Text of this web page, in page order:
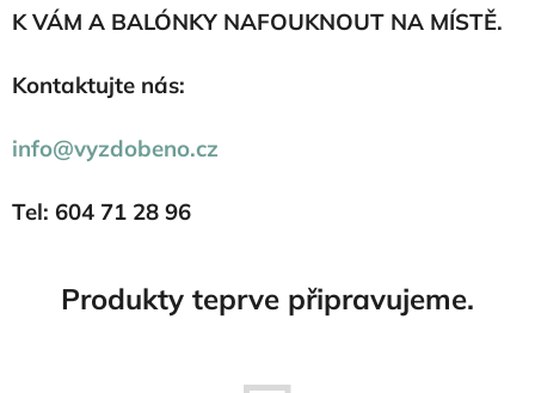
K VÁM A BALÓNKY NAFOUKNOUT NA MÍSTĚ.
Kontaktujte nás:
info@vyzdobeno.cz
Tel: 604 71 28 96
Produkty teprve připravujeme.